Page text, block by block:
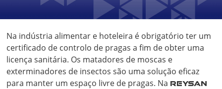
Na indústria alimentar e hoteleira é obrigatório ter um
certificado de controlo de pragas a fim de obter uma
licença sanitária. Os matadores de moscas e
exterminadores de insectos são uma solução eficaz
para manter um espaço livre de pragas. Na REYSAN